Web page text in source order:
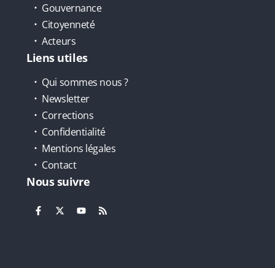
Gouvernance
Citoyenneté
Acteurs
Liens utiles
Qui sommes nous ?
Newsletter
Corrections
Confidentialité
Mentions légales
Contact
Nous suivre